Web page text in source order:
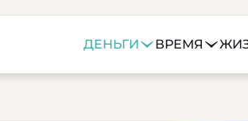
ДЕНЬГИ ВРЕМЯ